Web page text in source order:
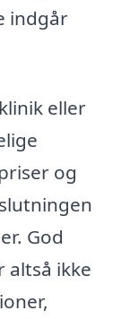
indgår
eller
og
God
altså ikke